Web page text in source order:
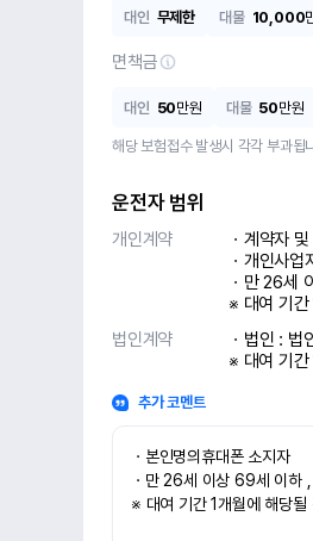
대인 무제한 대물 10,000
면책금
대인 50만원 대물 50만원
해당 보험접수 발생시 각각 부과됩
운전자 범위
개인계약
ㆍ계약자
ㆍ개인사
ㆍ만 26세
※ 대여 기간
법인계약
ㆍ법인 : 법
※ 대여 기간
추가 코멘트
ㆍ본인명의휴대폰 소지자
ㆍ만 26세 이상 69세 이하
※ 대여 기간 1개월에 해당